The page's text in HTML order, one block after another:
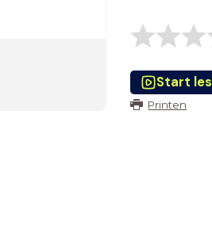
Start les
Printen